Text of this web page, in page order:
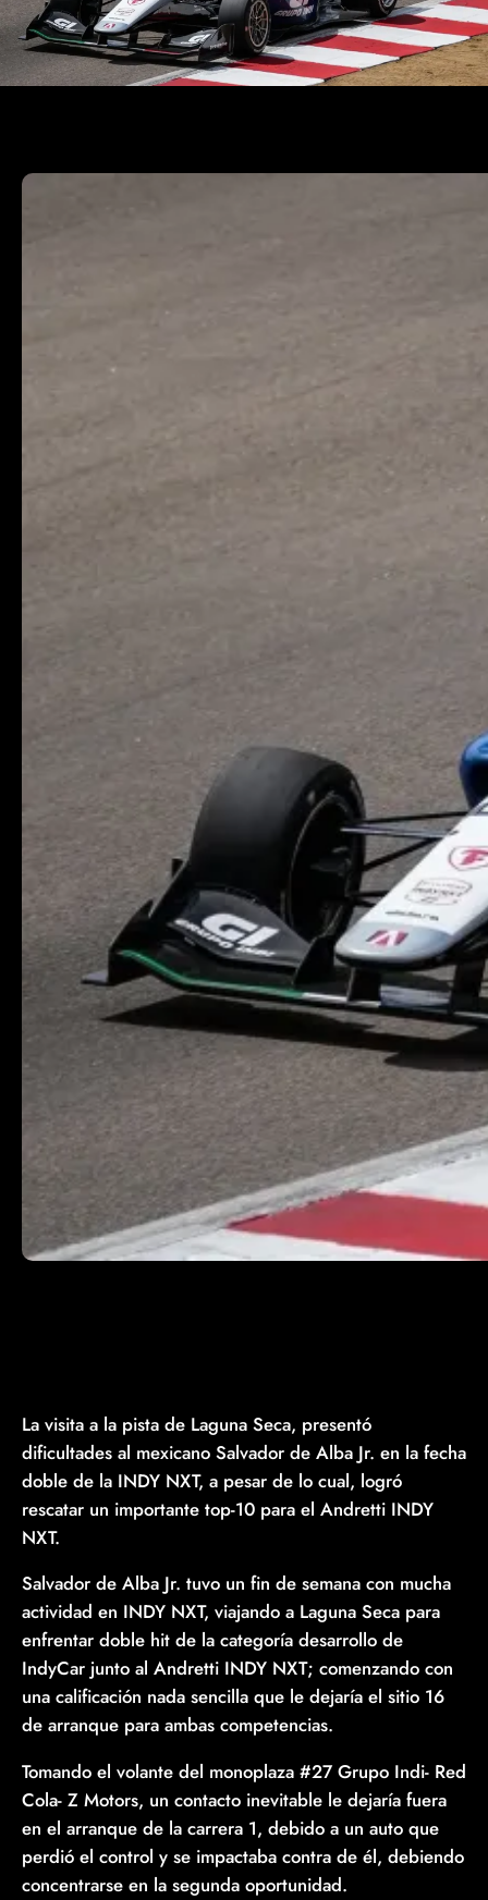
La visita a la pista de Laguna Seca, presentó
dificultades al mexicano Salvador de Alba Jr. en la fecha
doble de la INDY NXT, a pesar de lo cual, logró
rescatar un importante top-10 para el Andretti INDY
NXT.
Salvador de Alba Jr. tuvo un fin de semana con mucha
actividad en INDY NXT, viajando a Laguna Seca para
enfrentar doble hit de la categoría desarrollo de
IndyCar junto al Andretti INDY NXT; comenzando con
una calificación nada sencilla que le dejaría el sitio 16
de arranque para ambas competencias.
Tomando el volante del monoplaza #27 Grupo Indi- Red
Cola- Z Motors, un contacto inevitable le dejaría fuera
en el arranque de la carrera 1, debido a un auto que
perdió el control y se impactaba contra de él, debiendo
concentrarse en la segunda oportunidad.